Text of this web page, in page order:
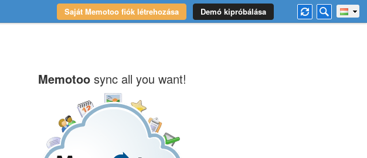
Demó kipróbálása
Saját Memotoo fiók létrehozása
Memotoo sync all you want!